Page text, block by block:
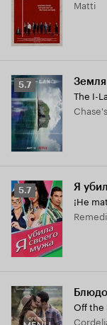
Matti
Рейтинг
Кинопоиска
5.7
5.7 Земля I
The I-
Рейтинг
Кинопоиска
5.7
5.7 Я
¡He
Off the